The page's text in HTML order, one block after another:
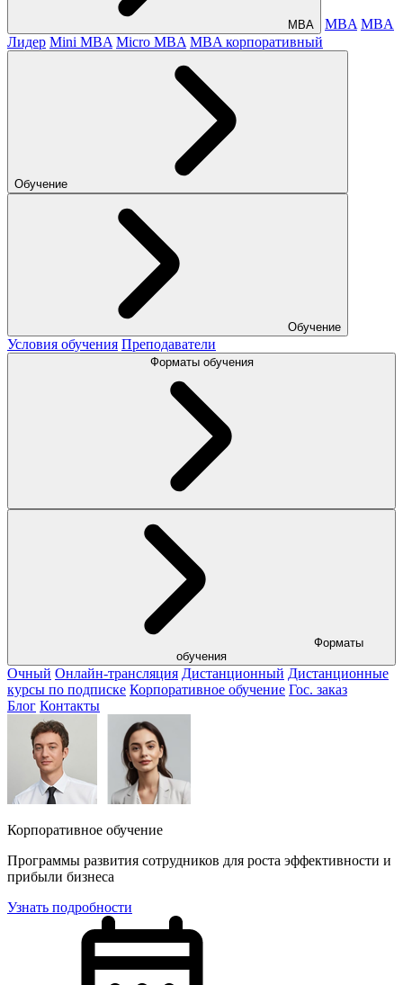
МВА MBA MBA
Лидер Mini MBA Micro MBA MBA корпоративный
Обучение
Обучение
Условия обучения Преподаватели
Форматы обучения
обучения
Очный Онлайн-трансляция Дистанционный Дистанционные
курсы по подписке Корпоративное обучение Гос. заказ
Блог Контакты
Корпоративное обучение
Программы развития сотрудников для роста эффективности и
прибыли бизнеса
Узнать подробности